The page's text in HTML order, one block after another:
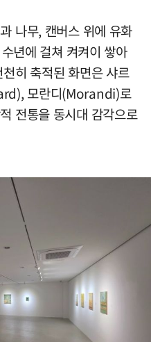
나무, 캔버스 위에 유화
년에 걸쳐 켜켜이 쌓아
히 축적된 화면은 샤르
모란디(Morandi)로
전통을 동시대 감각으로